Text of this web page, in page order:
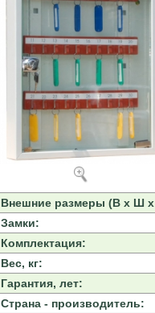
Внешние размеры (В х Ш
Замки:
Комплектация:
Вес, кг:
Гарантия, лет:
Страна - производитель: